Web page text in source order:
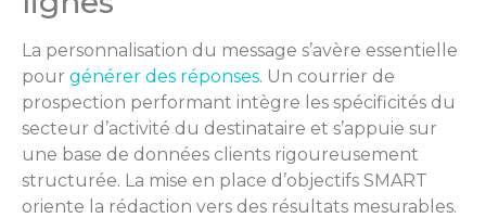
La personnalisation du message s’avère essentielle
pour générer des réponses. Un courrier de
prospection performant intègre les spécificités du
secteur d’activité du destinataire et s’appuie sur
une base de données clients rigoureusement
structurée. La mise en place d’objectifs SMART
oriente la rédaction vers des résultats mesurables.